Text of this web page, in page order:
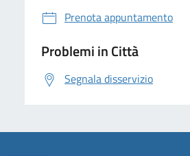
Prenota appuntamento
Problemi in Città
Segnala disservizio